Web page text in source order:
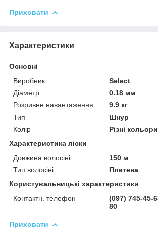
Приховати
Характеристики
Основні
Виробник
Select
Діаметр
0.18 мм
Розривне навантаження
9.9 кг
Тип
Шнур
Колір
Різні кольори
Характеристика ліски
Довжина волосіні
150 м
Тип волосіні
Плетена
Користувальницькі характеристики
Контактн. телефон
(097) 745-45-
80
Приховати